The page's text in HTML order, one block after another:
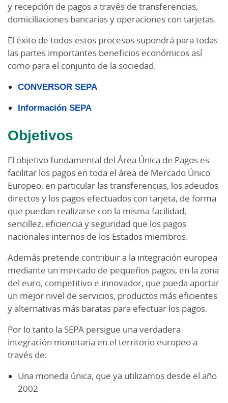
y recepción de pagos a través de transferencias,
domiciliaciones bancarias y operaciones con tarjetas.
El éxito de todos estos procesos supondrá para todas
las partes importantes beneficios económicos así
como para el conjunto de la sociedad.
CONVERSOR SEPA
Información SEPA
Objetivos
El objetivo fundamental del Área Única de Pagos es
facilitar los pagos en toda el área de Mercado Único
Europeo, en particular las transferencias, los adeudos
directos y los pagos efectuados con tarjeta, de forma
que puedan realizarse con la misma facilidad,
sencillez, eficiencia y seguridad que los pagos
nacionales internos de los Estados miembros.
Además pretende contribuir a la integración europea
mediante un mercado de pequeños pagos, en la zona
del euro, competitivo e innovador, que pueda aportar
un mejor nivel de servicios, productos más eficientes
y alternativas más baratas para efectuar los pagos.
Por lo tanto la SEPA persigue una verdadera
integración monetaria en el territorio europeo a
través de:
Una moneda única, que ya utilizamos desde el año
2002